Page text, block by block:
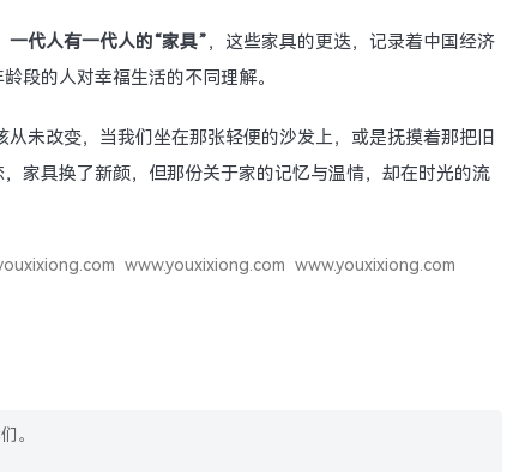
一代人有一代人的“家具”，这些家具的更迭，记录着中国经济
段的人对幸福生活的不同理解。
未改变，当我们坐在那张轻便的沙发上，或是抚摸着那把旧
家具换了新颜，但那份关于家的记忆与温情，却在时光的流
www.youxixiong.com www.youxixiong.com
。